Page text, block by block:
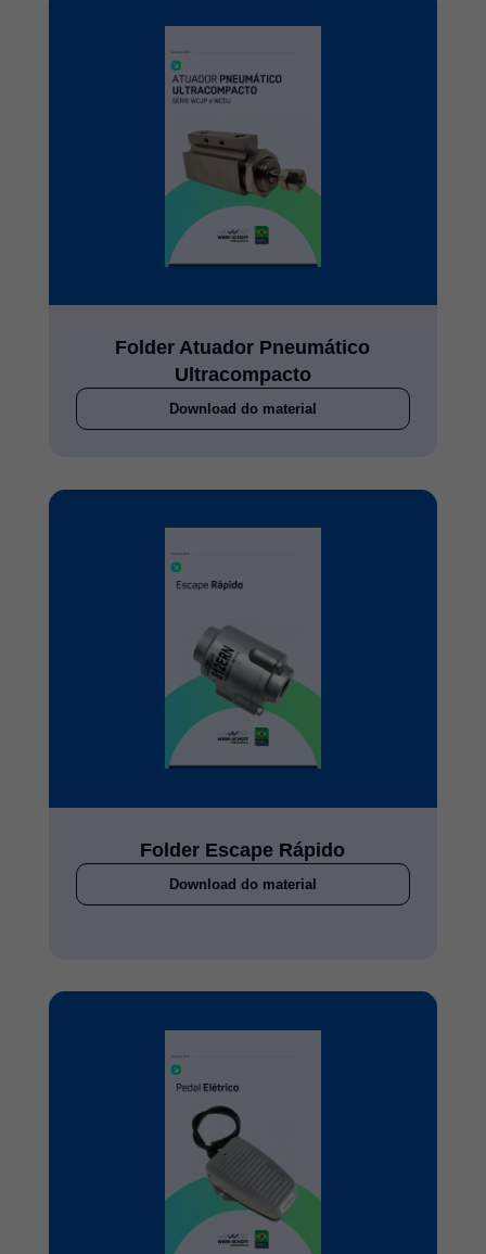
Folder Atuador Pneumático
Ultracompacto
Download do material
Folder Escape Rápido
Download do material